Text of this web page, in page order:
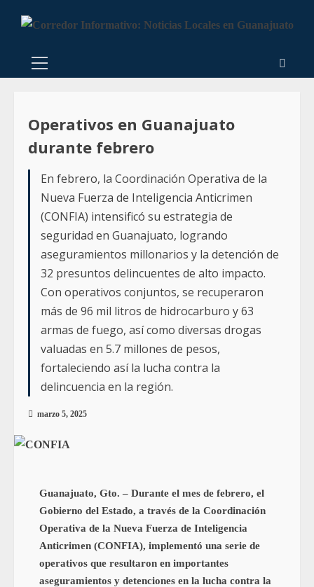
Operativos en Guanajuato
durante febrero
En febrero, la Coordinación Operativa de la
Nueva Fuerza de Inteligencia Anticrimen
(CONFIA) intensificó su estrategia de
seguridad en Guanajuato, logrando
aseguramientos millonarios y la detención de
32 presuntos delincuentes de alto impacto.
Con operativos conjuntos, se recuperaron
más de 96 mil litros de hidrocarburo y 63
armas de fuego, así como diversas drogas
valuadas en 5.7 millones de pesos,
fortaleciendo así la lucha contra la
delincuencia en la región.
marzo 5, 2025
Guanajuato, Gto. – Durante el mes de febrero, el
Gobierno del Estado, a través de la Coordinación
Operativa de la Nueva Fuerza de Inteligencia
Anticrimen (CONFIA), implementó una serie de
operativos que resultaron en importantes
aseguramientos y detenciones en la lucha contra la